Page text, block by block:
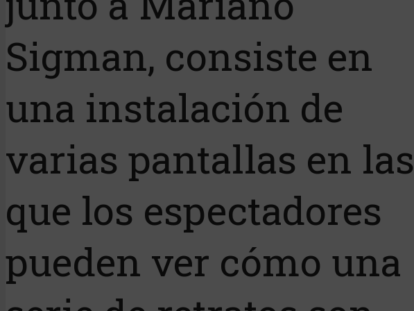
Sigman, consiste en
una instalación de
varias pantallas en las
que los espectadores
pueden ver cómo una